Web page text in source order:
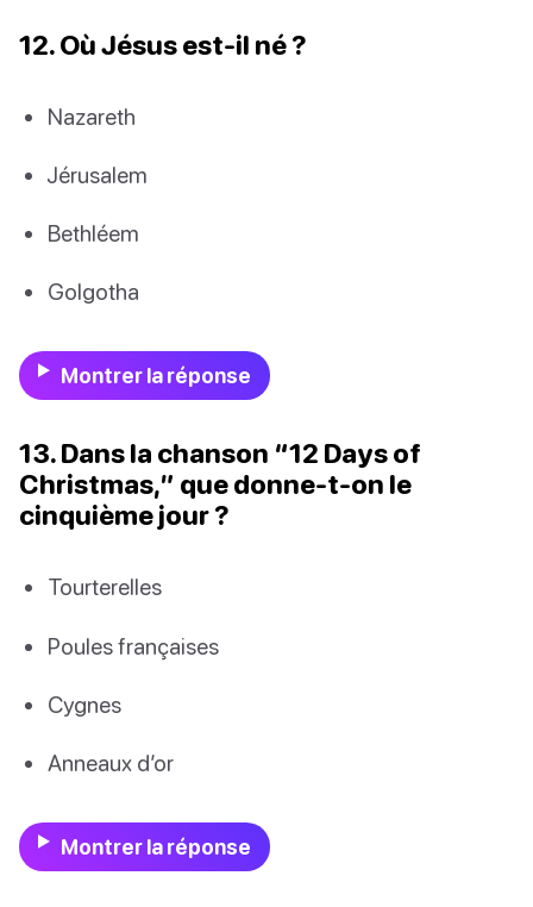
12. Où Jésus est-il né ?
Nazareth
Jérusalem
Bethléem
Golgotha
Montrer la réponse
13. Dans la chanson “12 Days of
Christmas,” que donne-t-on le
cinquième jour ?
Tourterelles
Poules françaises
Cygnes
Anneaux d’or
Montrer la réponse